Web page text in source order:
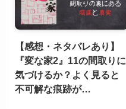
【感想・ネタバレあり】
『変な家2』11の間取りに
気づけるか？よく見ると
不可解な痕跡が…